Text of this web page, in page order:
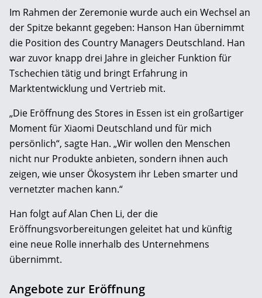
Im Rahmen der Zeremonie wurde auch ein Wechsel an
der Spitze bekannt gegeben: Hanson Han übernimmt
die Position des Country Managers Deutschland. Han
war zuvor knapp drei Jahre in gleicher Funktion für
Tschechien tätig und bringt Erfahrung in
Marktentwicklung und Vertrieb mit.
„Die Eröffnung des Stores in Essen ist ein großartiger
Moment für Xiaomi Deutschland und für mich
persönlich“, sagte Han. „Wir wollen den Menschen
nicht nur Produkte anbieten, sondern ihnen auch
zeigen, wie unser Ökosystem ihr Leben smarter und
vernetzter machen kann.“
Han folgt auf Alan Chen Li, der die
Eröffnungsvorbereitungen geleitet hat und künftig
eine neue Rolle innerhalb des Unternehmens
übernimmt.
Angebote zur Eröffnung